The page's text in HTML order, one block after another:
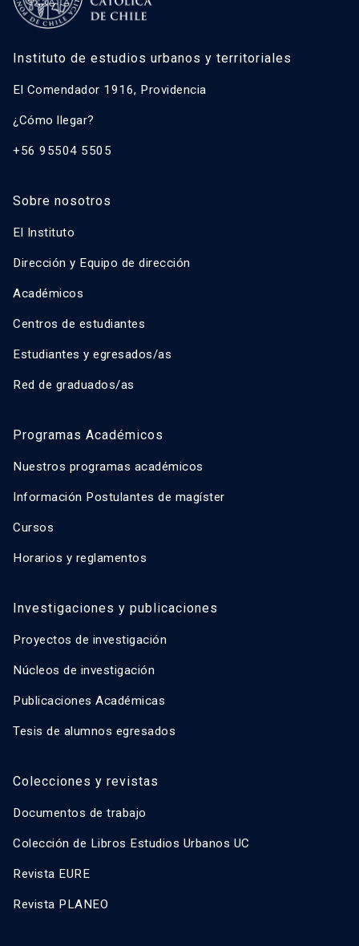
Instituto de estudios urbanos y territoriales
El Comendador 1916, Providencia
¿Cómo llegar?
+56 95504 5505
Sobre nosotros
El Instituto
Dirección y Equipo de dirección
Académicos
Centros de estudiantes
Estudiantes y egresados/as
Red de graduados/as
Programas Académicos
Nuestros programas académicos
Información Postulantes de magíster
Cursos
Horarios y reglamentos
Investigaciones y publicaciones
Proyectos de investigación
Núcleos de investigación
Publicaciones Académicas
Tesis de alumnos egresados
Colecciones y revistas
Documentos de trabajo
Colección de Libros Estudios Urbanos UC
Revista EURE
Revista PLANEO